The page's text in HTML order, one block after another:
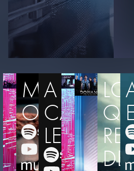
MATERIA
OSCURA
A
CÁMARA
LENTA
LO
DE